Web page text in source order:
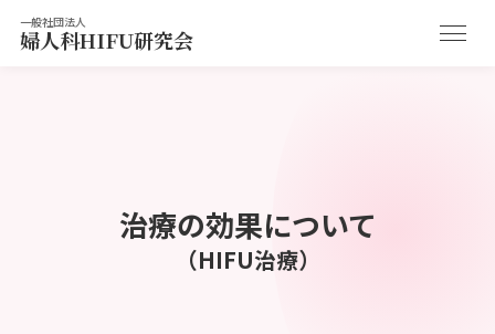
一般社団法人
婦人科HIFU研究会
治療の効果について
（HIFU治療）